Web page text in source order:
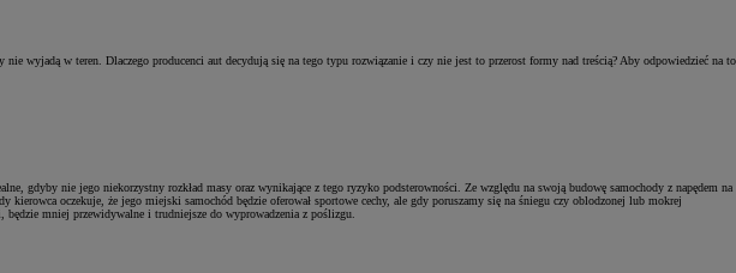
wyjadą w teren. Dlaczego producenci aut decydują się na tego typu rozwiązanie i czy nie jest to przerost formy nad treścią? Aby odpowiedzieć na to
gdyby nie jego niekorzystny rozkład masy oraz wynikające z tego ryzyko podsterowności. Ze względu na swoją budowę samochody z napędem na
oczekuje, że jego miejski samochód będzie oferował sportowe cechy, ale gdy poruszamy się na śniegu czy oblodzonej lub mokrej
będzie mniej przewidywalne i trudniejsze do wyprowadzenia z poślizgu.